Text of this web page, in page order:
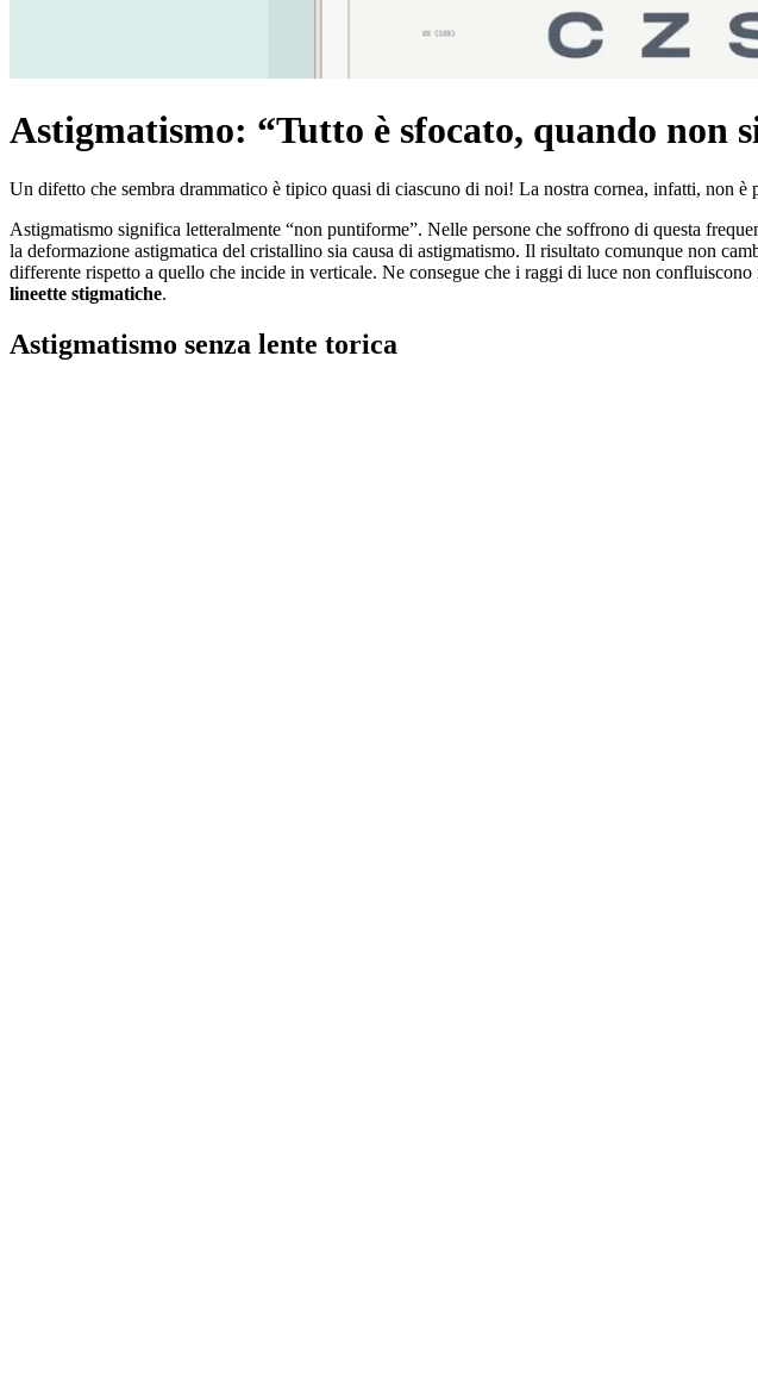
Astigmatismo: “Tutto è sfocato, quando non
Un difetto che sembra drammatico è tipico quasi di ciascuno di noi! La nostra cornea, infatti, non è
Astigmatismo significa letteralmente “non puntiforme”. Nelle persone che soffrono di questa
la deformazione astigmatica del cristallino sia causa di astigmatismo. Il risultato comunque non
differente rispetto a quello che incide in verticale. Ne consegue che i raggi di luce non
lineette stigmatiche.
Astigmatismo senza lente torica